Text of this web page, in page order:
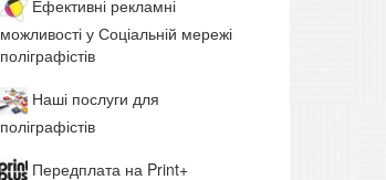
Ефективні рекламні
можливості у Соціальній мережі
поліграфістів
Наші послуги для
поліграфістів
Передплата на Print+